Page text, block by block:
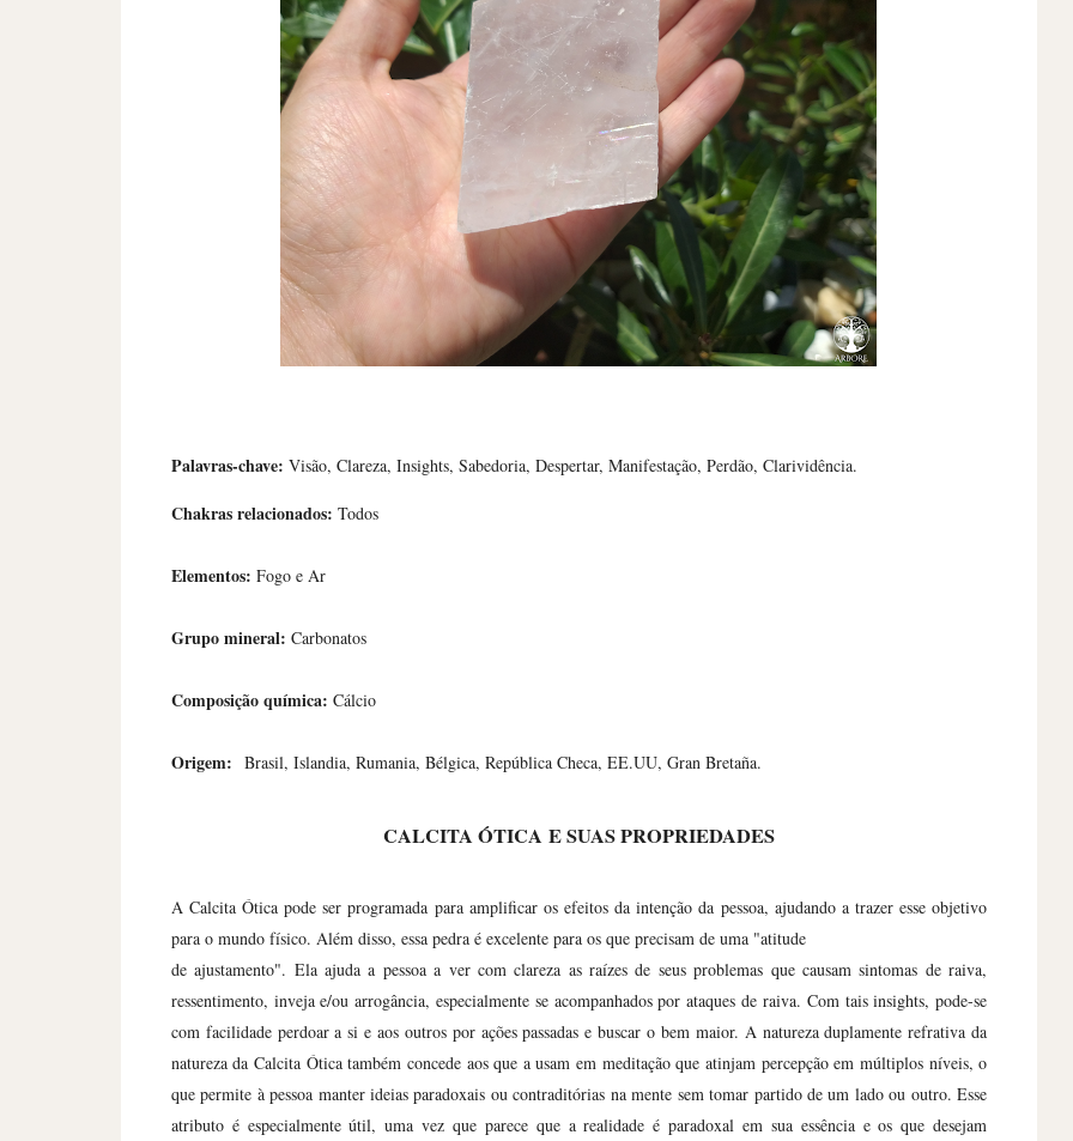
Palavras-chave: Visão, Clareza, Insights, Sabedoria, Despertar, Manifestação, Perdão, Clarividência.
Chakras relacionados: Todos
Elementos: Fogo e Ar
Grupo mineral: Carbonatos
Composição química: Cálcio
Origem: Brasil, Islandia, Rumania, Bélgica, República Checa, EE.UU, Gran Bretaña.
CALCITA ÓTICAE SUAS PROPRIEDADES
A Calcita Ótica pode ser programada para amplificar os efeitos da intenção da pessoa, ajudando a trazer esse objetivo
para o mundo físico. Além disso, essa pedra é excelente para os que precisam de uma "atitude
de ajustamento". Ela ajuda a pessoa a ver com clareza as raízes de seus problemas que causam sintomas de raiva,
ressentimento, inveja e/ou arrogância, especialmente se acompanhados por ataques de raiva. Com tais insights, pode-se
com facilidade perdoar a si e aos outros por ações passadas e buscar o bem maior. A natureza duplamente refrativa da
natureza da Calcita Ótica também concede aos que a usam em meditação que atinjam percepção em múltiplos níveis, o
que permite à pessoa manter ideias paradoxais ou contraditórias na mente sem tomar partido de um lado ou outro. Esse
atributo é especialmente útil, uma vez que parece que a realidade é paradoxal em sua essência e os que desejam